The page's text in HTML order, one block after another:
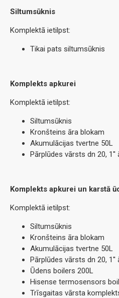
Siltumsūknis
Komplektā ietilpst:
Tikai pats siltumsūknis
Komplekts apkurei
Komplektā ietilpst:
Siltumsūknis
Kronšteins āra blokam
Akumulācijas tvertne 50L
Pārplūdes vārsts dn 20, 1''
Komplekts apkurei un karstā
Komplektā ietilpst:
Siltumsūknis
Kronšteins āra blokam
Akumulācijas tvertne 50L
Pārplūdes vārsts dn 20, 1''
Ūdens boilers 200L
Hisense termosensors
Trīsgaitas vārsta